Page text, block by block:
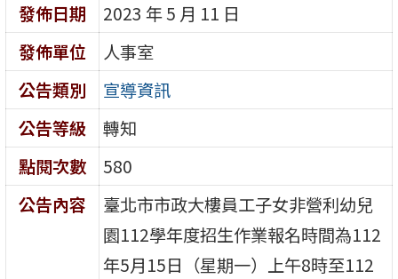
發佈日期
2023 年 5 月 11 日
發佈單位
人事室
公告類別
宣導資訊
公告等級
轉知
點閱次數
580
公告內容
臺北市市政大樓員工子女非營利幼兒
園112學年度招生作業報名時間為112
年5月15日（星期一）上午8時至112